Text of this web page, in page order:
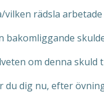
vilken rädsla arbetade
bakomliggande
om denna skuld
du dig nu, efter